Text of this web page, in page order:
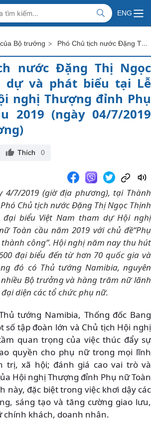
VIỆT NAM
AFFAIRS
ENG
Bộ trưởng > Phó Chủ tịch nước Đặng Thị Ngọc Thịnh tham dự và phát biểu tại Lễ Khai mạc Hội nghị Thượng đỉnh Phụ nữ Toàn cầu 2019 (ngày 04/7/2019 giờ địa phương)
nước Đặng Thị Ngọc
dự và phát biểu tại Lễ
nghị Thượng đỉnh Phụ
2019 (ngày 04/7/2019
Thích 0
4/7/2019 (giờ địa phương), tại Thành
Phó Chủ tịch nước Đặng Thị Ngọc Thịnh
biểu Việt Nam tham dự Hội nghị
Toàn cầu năm 2019 với chủ đề“Phụ
công”. Hội nghị năm nay thu hút
đại biểu đến từ hơn 70 quốc gia và
đó có Thủ tướng Namibia, nguyên
Bộ trưởng và hàng trăm nữ lãnh
diện các tổ chức phụ nữ.
tướng Namibia, Thống đốc Bang
số tập đoàn lớn và Chủ tịch Hội nghị
quan trọng của việc thúc đẩy sự
quyền cho phụ nữ trong mọi lĩnh
trị, xã hội; đánh giá cao vai trò và
Hội nghị Thượng đỉnh Phụ nữ Toàn
này, đặc biệt trong việc khơi dậy các
sáng tạo và tăng cường giao lưu,
chính khách, doanh nhân.